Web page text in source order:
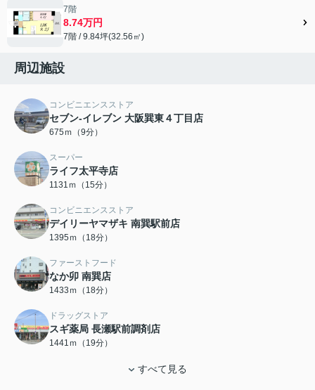
7階
8.74万円
7階 / 9.84坪(32.56㎡)
周辺施設
コンビニエンスストア
セブン-イレブン 大阪巽東４丁目店
675ｍ（9分）
スーパー
ライフ太平寺店
1131ｍ（15分）
コンビニエンスストア
デイリーヤマザキ 南巽駅前店
1395ｍ（18分）
ファーストフード
なか卯 南巽店
1433ｍ（18分）
ドラッグストア
スギ薬局 長瀬駅前調剤店
1441ｍ（19分）
すべて見る